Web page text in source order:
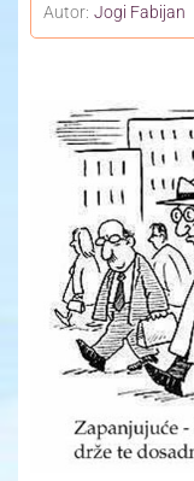
Autor: Jogi Fabijan